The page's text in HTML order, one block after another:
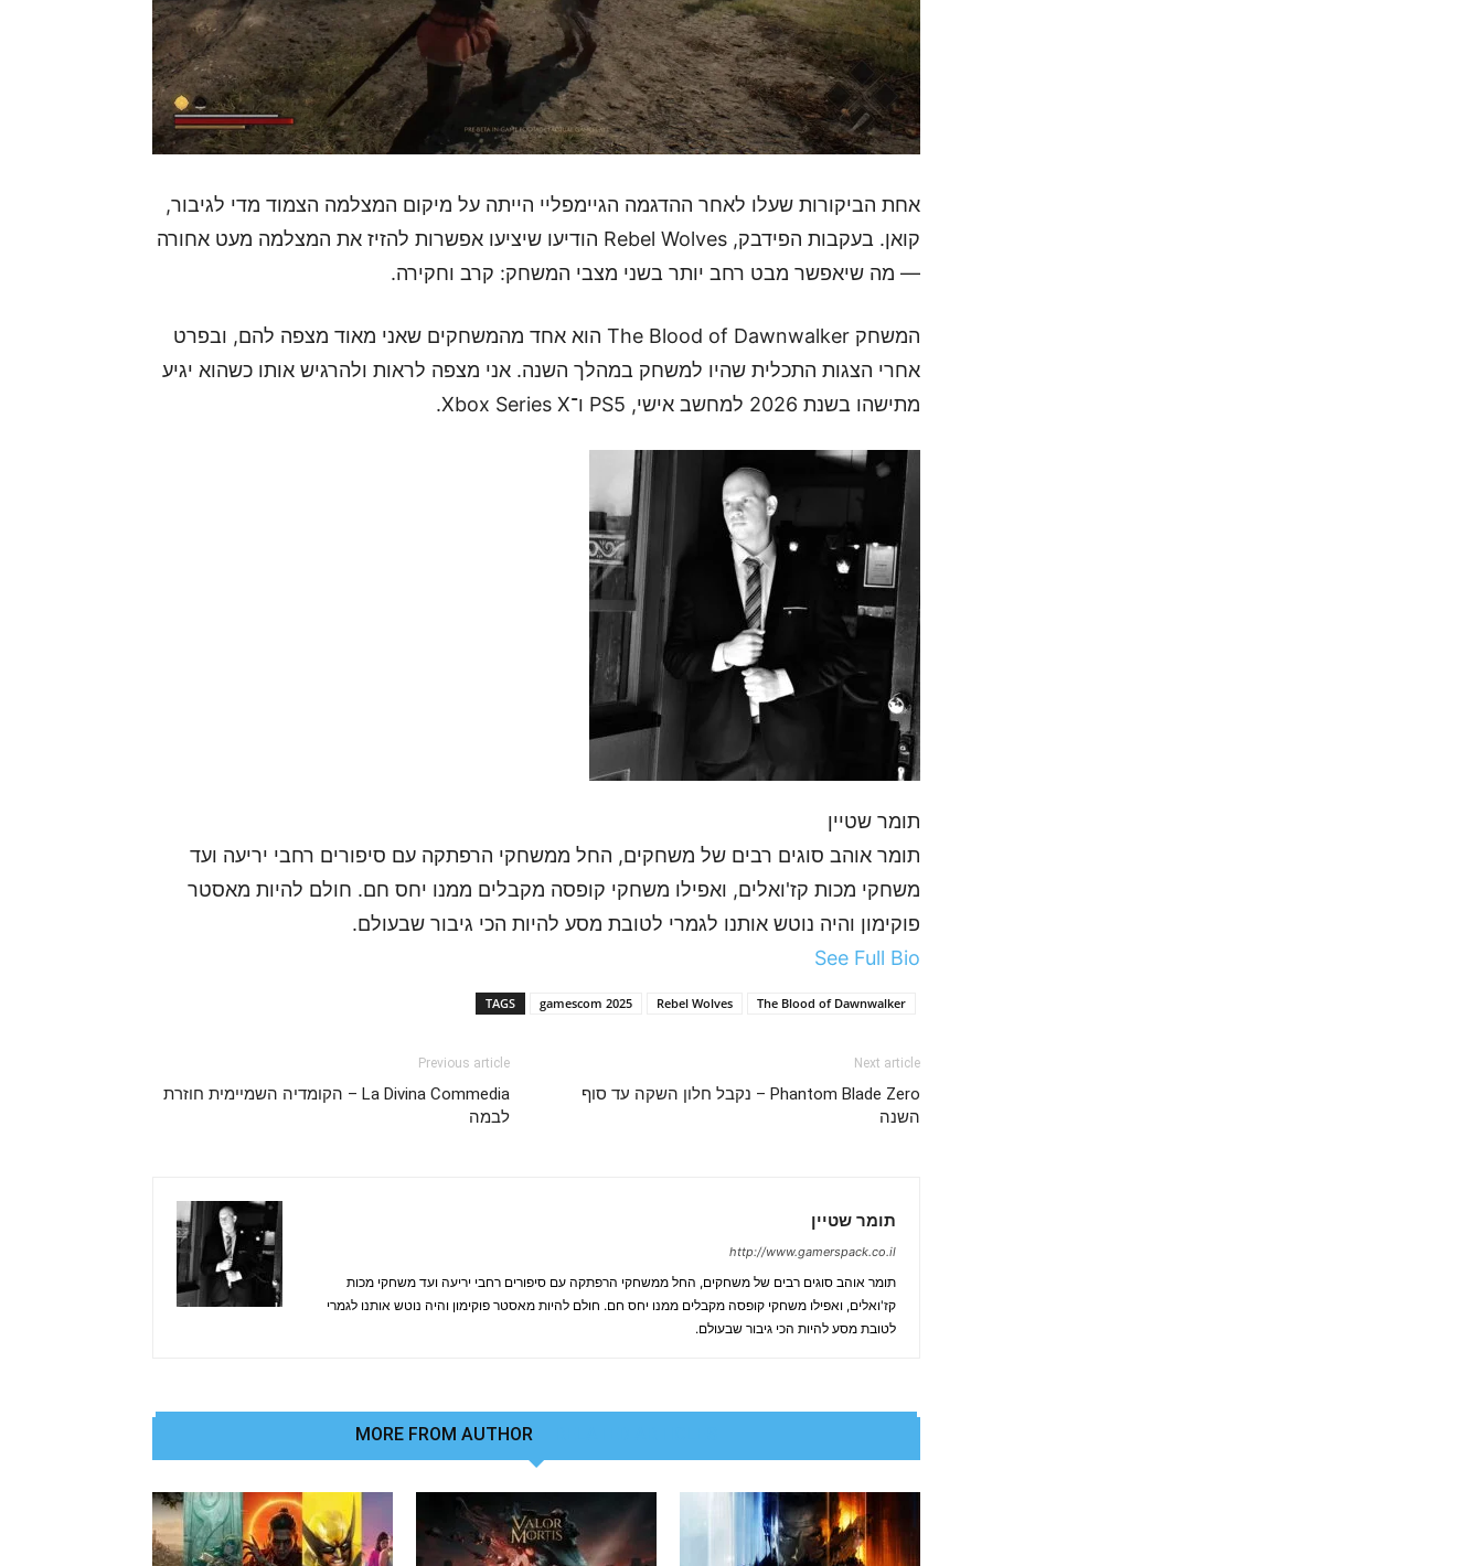
אחת הביקורות שעלו לאחר ההדגמה הגיימפליי הייתה על מיקום המצלמה הצמוד מדי לגיבור,
קואן. בעקבות הפידבק, Rebel Wolves הודיעו שיציעו אפשרות להזיז את המצלמה מעט אחורה
— מה שיאפשר מבט רחב יותר בשני מצבי המשחק: קרב וחקירה.
המשחק The Blood of Dawnwalker הוא אחד מהמשחקים שאני מאוד מצפה להם, ובפרט
אחרי הצגות התכלית שהיו למשחק במהלך השנה. אני מצפה לראות ולהרגיש אותו כשהוא יגיע
מתישהו בשנת 2026 למחשב אישי, PS5 ו־Xbox Series X.
תומר שטיין
תומר אוהב סוגים רבים של משחקים, החל ממשחקי הרפתקה עם סיפורים רחבי יריעה ועד
משחקי מכות קז'ואלים, ואפילו משחקי קופסה מקבלים ממנו יחס חם. חולם להיות מאסטר
פוקימון והיה נוטש אותנו לגמרי לטובת מסע להיות הכי גיבור שבעולם.
See Full Bio
TAGS gamescom 2025 Rebel Wolves The Blood of Dawnwalker
Previous article
La Divina Commedia – הקומדיה השמיימית חוזרת
לבמה
Next article
Phantom Blade Zero – נקבל חלון השקה עד סוף
השנה
תומר שטיין
http://www.gamerspack.co.il
תומר אוהב סוגים רבים של משחקים, החל ממשחקי הרפתקה עם סיפורים רחבי יריעה ועד משחקי מכות
קז'ואלים, ואפילו משחקי קופסה מקבלים ממנו יחס חם. חולם להיות מאסטר פוקימון והיה נוטש אותנו לגמרי
לטובת מסע להיות הכי גיבור שבעולם.
MORE FROM AUTHOR